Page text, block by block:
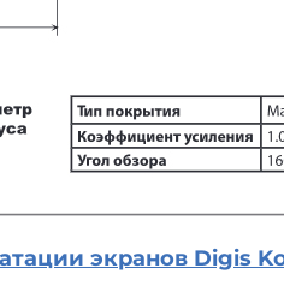
и
экранов Digis